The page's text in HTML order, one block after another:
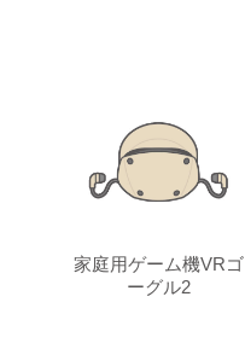
家庭用ゲーム機VRゴ
ーグル2